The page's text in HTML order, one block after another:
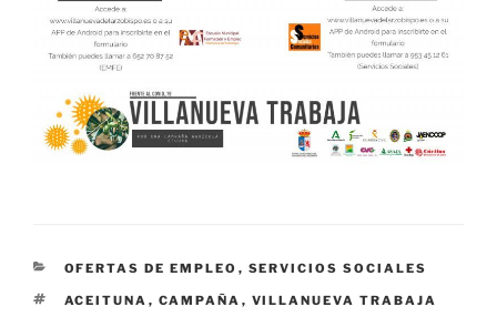
CATEGORÍAS
OFERTAS DE EMPLEO , SERVICIOS SOCIALES
ETIQUETAS
ACEITUNA , CAMPAÑA , VILLANUEVA TRABAJA